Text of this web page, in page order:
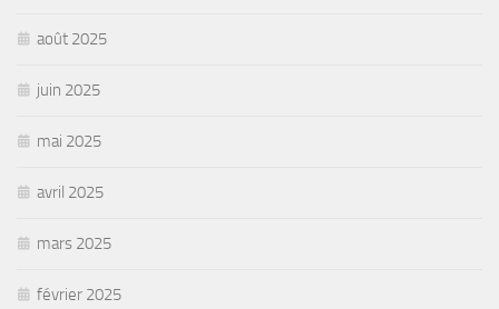
août 2025
juin 2025
mai 2025
avril 2025
mars 2025
février 2025